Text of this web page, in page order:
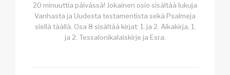
20 minuuttia päivässä! Jokainen osio sisältää lukuja
Vanhasta ja Uudesta testamentista sekä Psalmeja
siellä täällä. Osa 8 sisältää kirjat: 1. ja 2. Aikakirja, 1.
ja 2. Tessalonikalaiskirje ja Esra.